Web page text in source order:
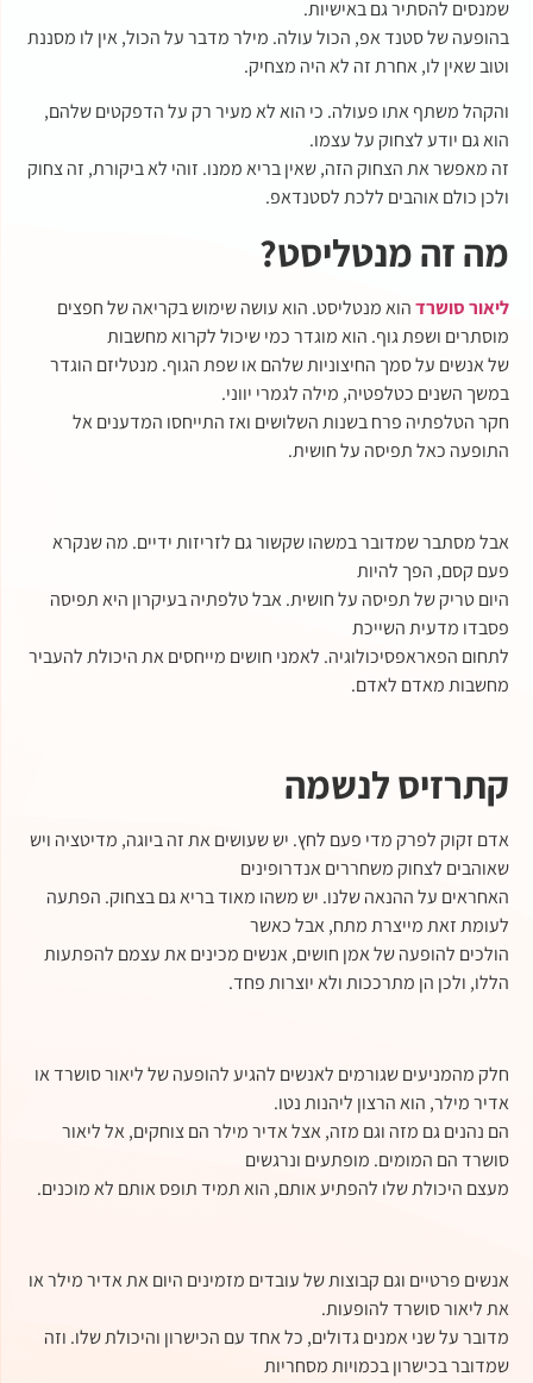
שמנסים להסתיר גם באישיות.
בהופעה של סטנד אפ, הכול עולה. מילר מדבר על הכול, אין לו מסננת
וטוב שאין לו, אחרת זה לא היה מצחיק.
והקהל משתף אתו פעולה. כי הוא לא מעיר רק על הדפקטים שלהם,
הוא גם יודע לצחוק על עצמו.
זה מאפשר את הצחוק הזה, שאין בריא ממנו. זוהי לא ביקורת, זה צחוק
ולכן כולם אוהבים ללכת לסטנדאפ.
מה זה מנטליסט?
ליאור סושרדהוא מנטליסט. הוא עושה שימוש בקריאה של חפצים
מוסתרים ושפת גוף. הוא מוגדר כמי שיכול לקרוא מחשבות
של אנשים על סמך החיצוניות שלהם או שפת הגוף. מנטליזם הוגדר
במשך השנים כטלפטיה, מילה לגמרי יווני.
חקר הטלפתיה פרח בשנות השלושים ואז התייחסו המדענים אל
התופעה כאל תפיסה על חושית.
אבל מסתבר שמדובר במשהו שקשור גם לזריזות ידיים. מה שנקרא
פעם קסם, הפך להיות
היום טריק של תפיסה על חושית. אבל טלפתיה בעיקרון היא תפיסה
פסבדו מדעית השייכת
לתחום הפאראפסיכולוגיה. לאמני חושים מייחסים את היכולת להעביר
מחשבות מאדם לאדם.
קתרזיס לנשמה
אדם זקוק לפרק מדי פעם לחץ. יש שעושים את זה ביוגה, מדיטציה ויש
שאוהבים לצחוק משחררים אנדרופינים
האחראים על ההנאה שלנו. יש משהו מאוד בריא גם בצחוק. הפתעה
לעומת זאת מייצרת מתח, אבל כאשר
הולכים להופעה של אמן חושים, אנשים מכינים את עצמם להפתעות
הללו, ולכן הן מתרככות ולא יוצרות פחד.
חלק מהמניעים שגורמים לאנשים להגיע להופעה של ליאור סושרד או
אדיר מילר, הוא הרצון ליהנות נטו.
הם נהנים גם מזה וגם מזה, אצל אדיר מילר הם צוחקים, אל ליאור
סושרד הם המומים. מופתעים ונרגשים
מעצם היכולת שלו להפתיע אותם, הוא תמיד תופס אותם לא מוכנים.
אנשים פרטיים וגם קבוצות של עובדים מזמינים היום את אדיר מילר או
את ליאור סושרד להופעות.
מדובר על שני אמנים גדולים, כל אחד עם הכישרון והיכולת שלו. וזה
שמדובר בכישרון בכמויות מסחריות